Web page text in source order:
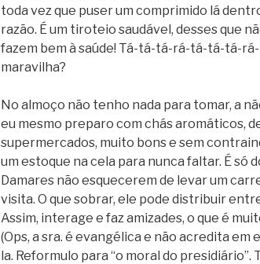
toda vez que puser um comprimido lá
razão. É um tiroteio saudável, desses que
fazem bem à saúde! Tá-tá-tá-rá-tá-tá-tá-
maravilha?
No almoço não tenho nada para tomar, a
eu mesmo preparo com chás aromáticos,
supermercados, muito bons e sem
um estoque na cela para nunca faltar. É só
Damares não esquecerem de levar um
visita. O que sobrar, ele pode distribuir
Assim, interage e faz amizades, o que é
(Ops, a sra. é evangélica e não acredita em
la. Reformulo para “o moral do presidiário”.